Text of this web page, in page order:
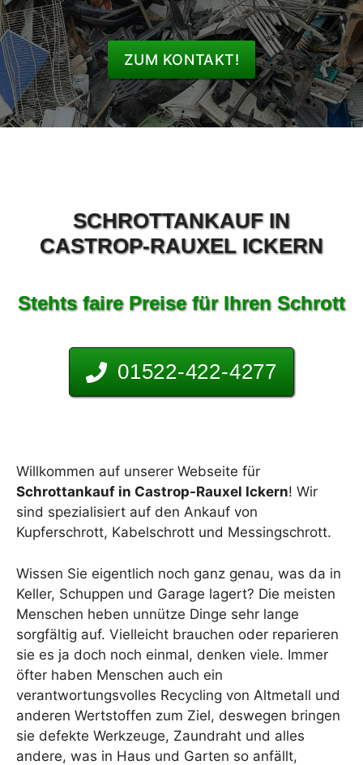
ZUM KONTAKT!
SCHROTTANKAUF IN
CASTROP-RAUXEL ICKERN
Stehts faire Preise für Ihren Schrott
01522-422-4277
Willkommen auf unserer Webseite für
Schrottankauf in Castrop-Rauxel Ickern! Wir
sind spezialisiert auf den Ankauf von
Kupferschrott, Kabelschrott und Messingschrott.
Wissen Sie eigentlich noch ganz genau, was da in
Keller, Schuppen und Garage lagert? Die meisten
Menschen heben unnütze Dinge sehr lange
sorgfältig auf. Vielleicht brauchen oder reparieren
sie es ja doch noch einmal, denken viele. Immer
öfter haben Menschen auch ein
verantwortungsvolles Recycling von Altmetall und
anderen Wertstoffen zum Ziel, deswegen bringen
sie defekte Werkzeuge, Zaundraht und alles
andere, was in Haus und Garten so anfällt,